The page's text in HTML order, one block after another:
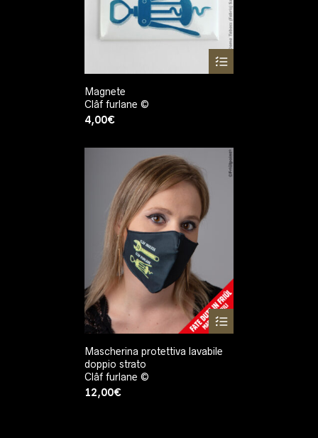
Magnete
Clâf furlane ©
4,00€
Mascherina protettiva lavabile
doppio strato
Clâf furlane ©
12,00€